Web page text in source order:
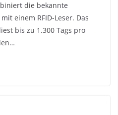
die bekannte
einem RFID-Leser. Das
bis zu 1.300 Tags pro